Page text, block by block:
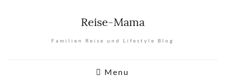
Reise-Mama
Familien Reise und Lifestyle Blog
Menu